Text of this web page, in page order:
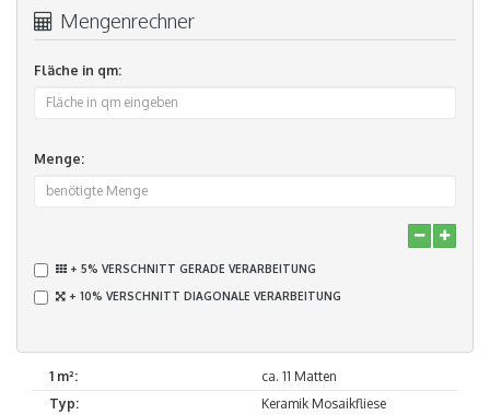
Mengenrechner
Fläche in qm:
Menge:
+ 5% VERSCHNITT GERADE VERARBEITUNG
+ 10% VERSCHNITT DIAGONALE VERARBEITUNG
1 m²:
ca. 11 Matten
Typ:
Keramik Mosaikfliese